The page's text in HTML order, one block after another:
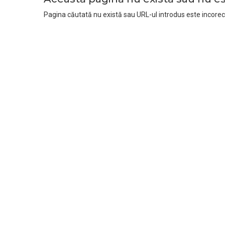
Pagina căutată nu există sau URL-ul introdus este